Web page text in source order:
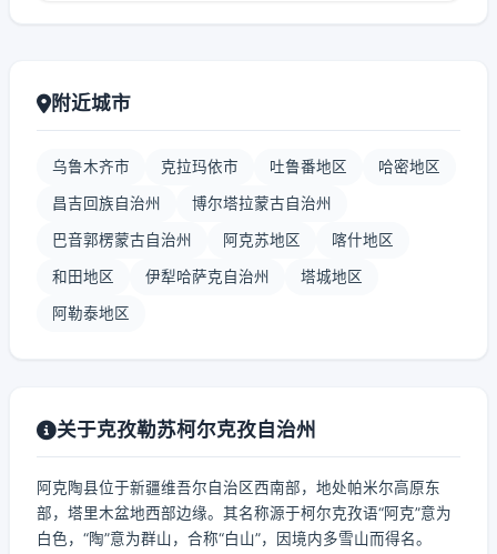
附近城市
乌鲁木齐市 克拉玛依市 吐鲁番地区 哈密地区
昌吉回族自治州 博尔塔拉蒙古自治州
巴音郭楞蒙古自治州 阿克苏地区 喀什地区
和田地区 伊犁哈萨克自治州 塔城地区
阿勒泰地区
关于克孜勒苏柯尔克孜自治州
阿克陶县位于新疆维吾尔自治区西南部，地处帕米尔高原东
部，塔里木盆地西部边缘。其名称源于柯尔克孜语“阿克”意为
白色，“陶”意为群山，合称“白山”，因境内多雪山而得名。